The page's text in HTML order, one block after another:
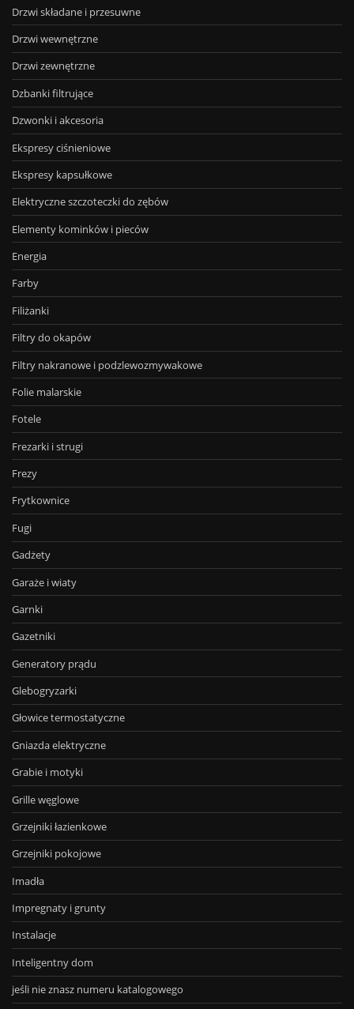
Drzwi składane i przesuwne
Drzwi wewnętrzne
Drzwi zewnętrzne
Dzbanki filtrujące
Dzwonki i akcesoria
Ekspresy ciśnieniowe
Ekspresy kapsułkowe
Elektryczne szczoteczki do zębów
Elementy kominków i pieców
Energia
Farby
Filiżanki
Filtry do okapów
Filtry nakranowe i podzlewozmywakowe
Folie malarskie
Fotele
Frezarki i strugi
Frezy
Frytkownice
Fugi
Gadżety
Garaże i wiaty
Garnki
Gazetniki
Generatory prądu
Glebogryzarki
Głowice termostatyczne
Gniazda elektryczne
Grabie i motyki
Grille węglowe
Grzejniki łazienkowe
Grzejniki pokojowe
Imadła
Impregnaty i grunty
Instalacje
Inteligentny dom
jeśli nie znasz numeru katalogowego